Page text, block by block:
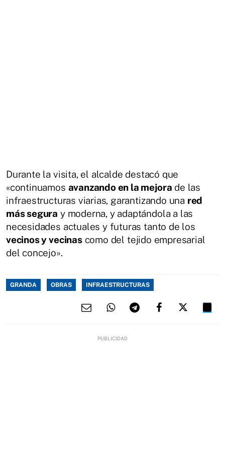
Durante la visita, el alcalde destacó que
«continuamos avanzando en la mejora de las
infraestructuras viarias, garantizando una red
más segura y moderna, y adaptándola a las
necesidades actuales y futuras tanto de los
vecinos y vecinascomo del tejido empresarial
del concejo».
GRANDA OBRAS INFRAESTRUCTURAS